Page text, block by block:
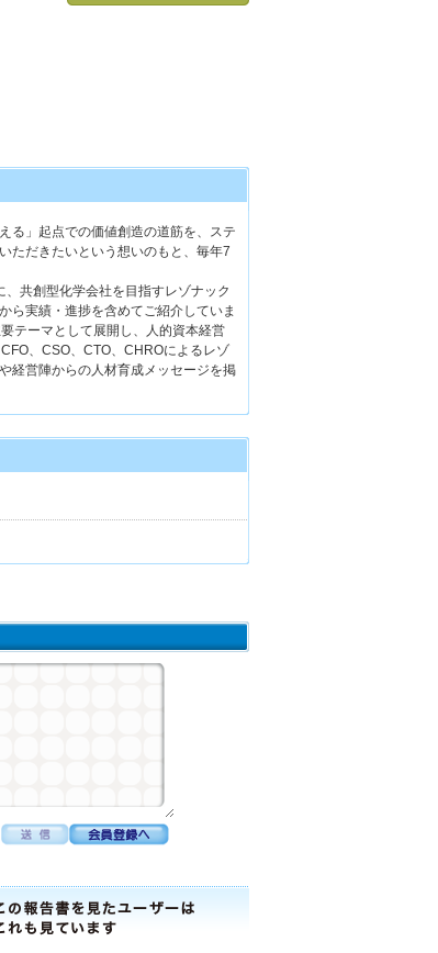
る」起点での価値創造の道筋を、ステ
ただきたいという想いのもと、毎年7
共創型化学会社を目指すレゾナック
ら実績・進捗を含めてご紹介していま
テーマとして展開し、人的資本経営
、CSO、CTO、CHROによるレゾ
経営陣からの人材育成メッセージを掲